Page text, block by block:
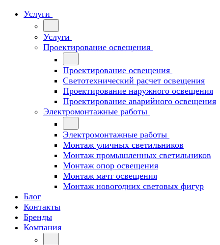
Услуги
Услуги
Проектирование освещения
Проектирование освещения
Светотехнический расчет освещения
Проектирование наружного освещения
Проектирование аварийного освещения
Электромонтажные работы
Электромонтажные работы
Монтаж уличных светильников
Монтаж промышленных светильников
Монтаж опор освещения
Монтаж мачт освещения
Монтаж новогодних световых фигур
Блог
Контакты
Бренды
Компания